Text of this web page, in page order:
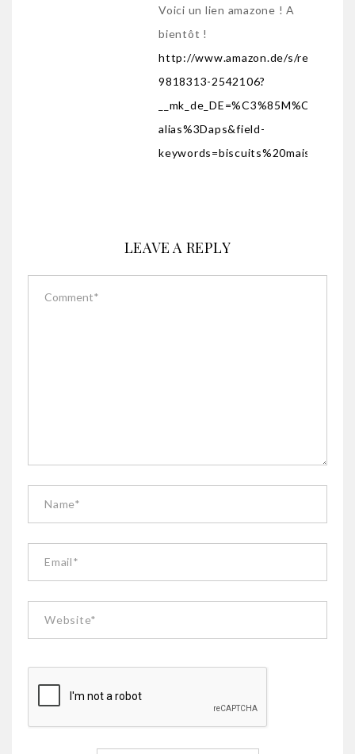
Voici un lien amazone ! A
bientôt !
http://www.amazon.de/s/
9818313-2542106?
alias%3Daps&field-
LEAVE A REPLY